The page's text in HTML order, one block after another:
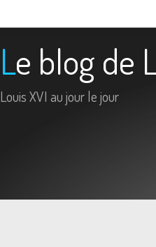
Le blog de
Louis XVI au jour le jour